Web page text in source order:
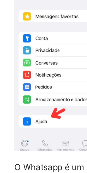
O Whatsapp é